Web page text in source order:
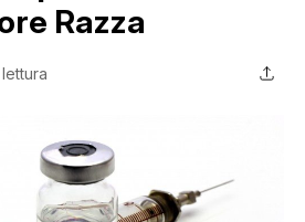
Razza
lettura